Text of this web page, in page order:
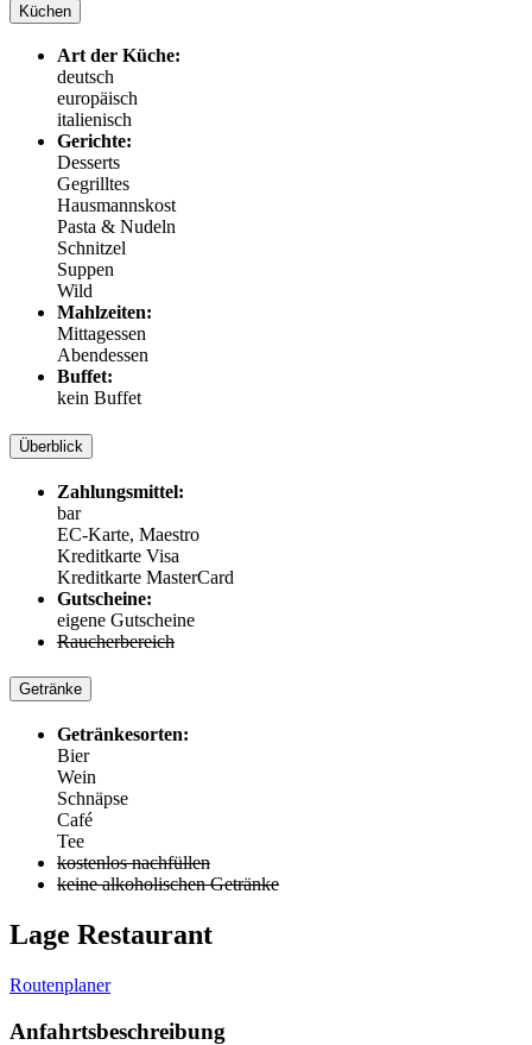
Küchen
Art der Küche:
deutsch
europäisch
italienisch
Gerichte:
Desserts
Gegrilltes
Hausmannskost
Pasta & Nudeln
Schnitzel
Suppen
Wild
Mahlzeiten:
Mittagessen
Abendessen
Buffet:
kein Buffet
Überblick
Zahlungsmittel:
bar
EC-Karte, Maestro
Kreditkarte Visa
Kreditkarte MasterCard
Gutscheine:
eigene Gutscheine
Raucherbereich
Getränke
Getränkesorten:
Bier
Wein
Schnäpse
Café
Tee
kostenlos nachfüllen
keine alkoholischen Getränke
Lage Restaurant
Routenplaner
Anfahrtsbeschreibung